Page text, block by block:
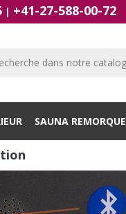
| +41-27-588-00-72
SAUNA REMORQUE